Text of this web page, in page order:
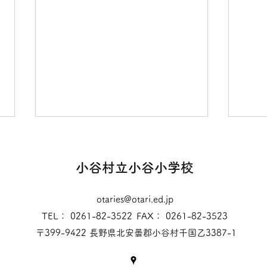
水遊びプロジェクト
小谷村立小谷小学校
otaries@otari.ed.jp
TEL： 0261-82-3522 FAX： 0261-82-3523
〒399-9422 長野県北安曇郡小谷村千国乙3387-1